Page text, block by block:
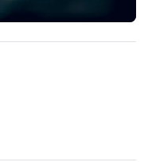
Event: We don’t just